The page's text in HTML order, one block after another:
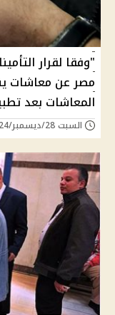
"وفقا لقرار
المعاشات بعد
السبت 28/ديسمبر/2024 - 10:58 م